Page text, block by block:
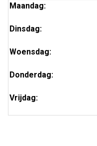
Maandag:
Dinsdag:
Woensdag:
Donderdag:
Vrijdag: